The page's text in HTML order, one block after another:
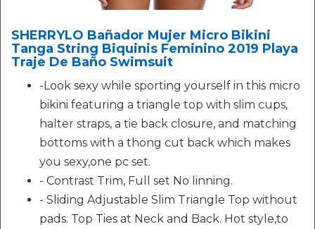
SHERRYLO Bañador Mujer Micro Bikini
Tanga String Biquinis Feminino 2019 Playa
Traje De Baño Swimsuit
-Look sexy while sporting yourself in this micro
bikini featuring a triangle top with slim cups,
halter straps, a tie back closure, and matching
bottoms with a thong cut back which makes
you sexy,one pc set.
- Contrast Trim, Full set No linning.
- Sliding Adjustable Slim Triangle Top without
pads. Top Ties at Neck and Back. Hot style,to